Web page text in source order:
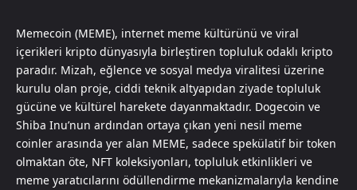
Memecoin (MEME), internet meme kültürünü ve viral
içerikleri kripto dünyasıyla birleştiren topluluk odaklı kripto
paradır. Mizah, eğlence ve sosyal medya viralitesi üzerine
kurulu olan proje, ciddi teknik altyapıdan ziyade topluluk
gücüne ve kültürel harekete dayanmaktadır. Dogecoin ve
Shiba Inu’nun ardından ortaya çıkan yeni nesil meme
coinler arasında yer alan MEME, sadece spekülatif bir token
olmaktan öte, NFT koleksiyonları, topluluk etkinlikleri ve
meme yaratıcılarını ödüllendirme mekanizmalarıyla kendine